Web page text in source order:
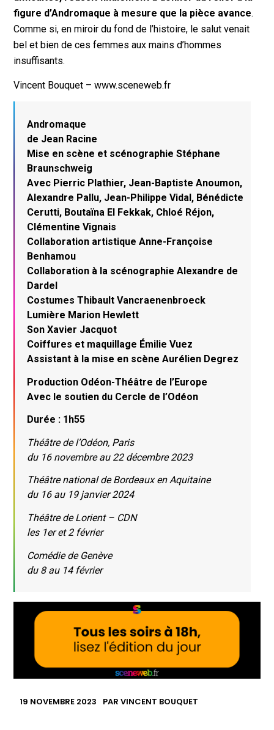
figure d’Andromaque à mesure que la pièce avance.
Comme si, en miroir du fond de l’histoire, le salut venait
bel et bien de ces femmes aux mains d’hommes
insuffisants.
Vincent Bouquet – www.sceneweb.fr
Andromaque
de Jean Racine
Mise en scène et scénographie Stéphane
Braunschweig
Avec Pierric Plathier, Jean-Baptiste Anoumon,
Alexandre Pallu, Jean-Philippe Vidal, Bénédicte
Cerutti, Boutaïna El Fekkak, Chloé Réjon,
Clémentine Vignais
Collaboration artistique Anne-Françoise
Benhamou
Collaboration à la scénographie Alexandre de
Dardel
Costumes Thibault Vancraenenbroeck
Lumière Marion Hewlett
Son Xavier Jacquot
Coiffures et maquillage Émilie Vuez
Assistant à la mise en scène Aurélien Degrez
Production Odéon-Théâtre de l’Europe
Avec le soutien du Cercle de l’Odéon
Durée : 1h55
Théâtre de l’Odéon, Paris
du 16 novembre au 22 décembre 2023
Théâtre national de Bordeaux en Aquitaine
du 16 au 19 janvier 2024
Théâtre de Lorient – CDN
les 1er et 2 février
Comédie de Genève
du 8 au 14 février
19 NOVEMBRE 2023 PARVINCENT BOUQUET